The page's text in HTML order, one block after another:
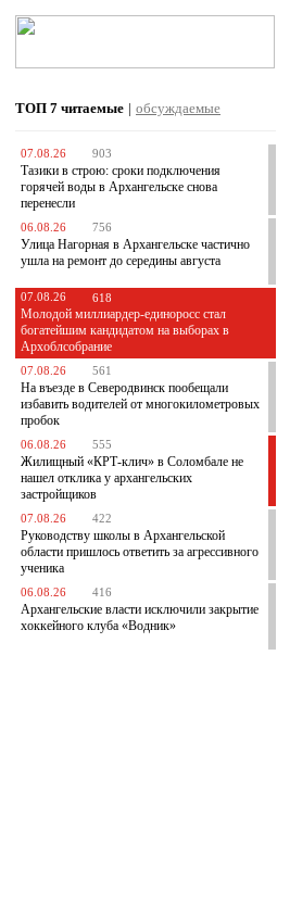
ТОП 7 читаемые | обсуждаемые
07.08.26 903
Тазики в строю: сроки подключения
горячей воды в Архангельске снова
перенесли
06.08.26 756
Улица Нагорная в Архангельске частично
ушла на ремонт до середины августа
07.08.26 618
Молодой миллиардер-единоросс стал
богатейшим кандидатом на выборах в
Архоблсобрание
07.08.26 561
На въезде в Северодвинск пообещали
избавить водителей от многокилометровых
пробок
06.08.26 555
Жилищный «КРТ-клич» в Соломбале не
нашел отклика у архангельских
застройщиков
07.08.26 422
Руководству школы в Архангельской
области пришлось ответить за агрессивного
ученика
06.08.26 416
Архангельские власти исключили закрытие
хоккейного клуба «Водник»